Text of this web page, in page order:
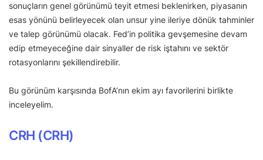
sonuçların genel görünümü teyit etmesi beklenirken, piyasanın
esas yönünü belirleyecek olan unsur yine ileriye dönük tahminler
ve talep görünümü olacak. Fed’in politika gevşemesine devam
edip etmeyeceğine dair sinyaller de risk iştahını ve sektör
rotasyonlarını şekillendirebilir.
Bu görünüm karşısında BofA’nın ekim ayı favorilerini birlikte
inceleyelim.
CRH (CRH)